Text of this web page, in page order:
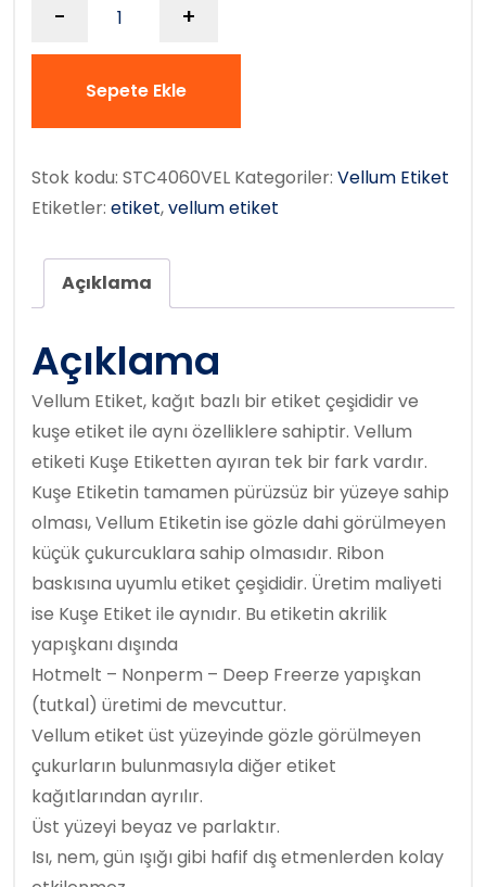
- +
Sepete Ekle
Stok kodu: STC4060VEL Kategoriler: Vellum Etiket
Etiketler: etiket,vellum etiket
Açıklama
Açıklama
Vellum Etiket, kağıt bazlı bir etiket çeşididir ve
kuşe etiket ile aynı özelliklere sahiptir. Vellum
etiketi Kuşe Etiketten ayıran tek bir fark vardır.
Kuşe Etiketin tamamen pürüzsüz bir yüzeye sahip
olması, Vellum Etiketin ise gözle dahi görülmeyen
küçük çukurcuklara sahip olmasıdır. Ribon
baskısına uyumlu etiket çeşididir. Üretim maliyeti
ise Kuşe Etiket ile aynıdır. Bu etiketin akrilik
yapışkanı dışında
Hotmelt – Nonperm – Deep Freerze yapışkan
(tutkal) üretimi de mevcuttur.
Vellum etiket üst yüzeyinde gözle görülmeyen
çukurların bulunmasıyla diğer etiket
kağıtlarından ayrılır.
Üst yüzeyi beyaz ve parlaktır.
Isı, nem, gün ışığı gibi hafif dış etmenlerden kolay